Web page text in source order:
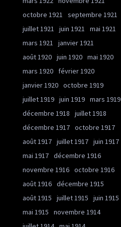
octobre 1921
septembre 1921
juillet 1921
juin 1921
mai 1921
mars 1921
janvier 1921
août 1920 juin 1920 mai 1920
mars 1920
février 1920
janvier 1920 octobre 1919
juillet 1919 juin 1919 mars 1919
décembre 1918
juillet 1918
décembre 1917 octobre 1917
août 1917 juillet 1917 juin 1917
mai 1917 décembre 1916
novembre 1916 octobre 1916
août 1916 décembre 1915
août 1915
juillet 1915
juin 1915
mai 1915
novembre 1914